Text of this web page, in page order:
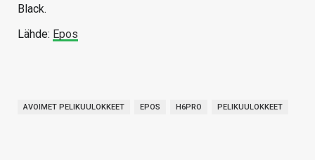
Black.
Lähde: Epos
AVOIMET PELIKUULOKKEET EPOS H6PRO PELIKUULOKKEET